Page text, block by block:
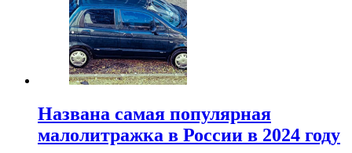
Названа самая популярная
малолитражка в России в 2024 году